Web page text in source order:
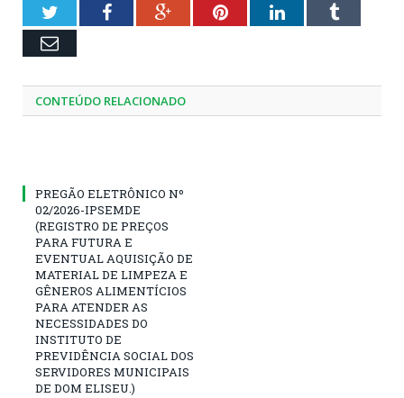
TwitterFacebookGoogle+PinterestLinkedInTumblr
Email
CONTEÚDO RELACIONADO
PREGÃO ELETRÔNICO Nº
02/2026-IPSEMDE
(REGISTRO DE PREÇOS
PARA FUTURA E
EVENTUAL AQUISIÇÃO DE
MATERIAL DE LIMPEZA E
GÊNEROS ALIMENTÍCIOS
PARA ATENDER AS
NECESSIDADES DO
INSTITUTO DE
PREVIDÊNCIA SOCIAL DOS
SERVIDORES MUNICIPAIS
DE DOM ELISEU.)